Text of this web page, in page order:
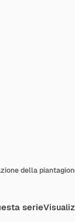
serie